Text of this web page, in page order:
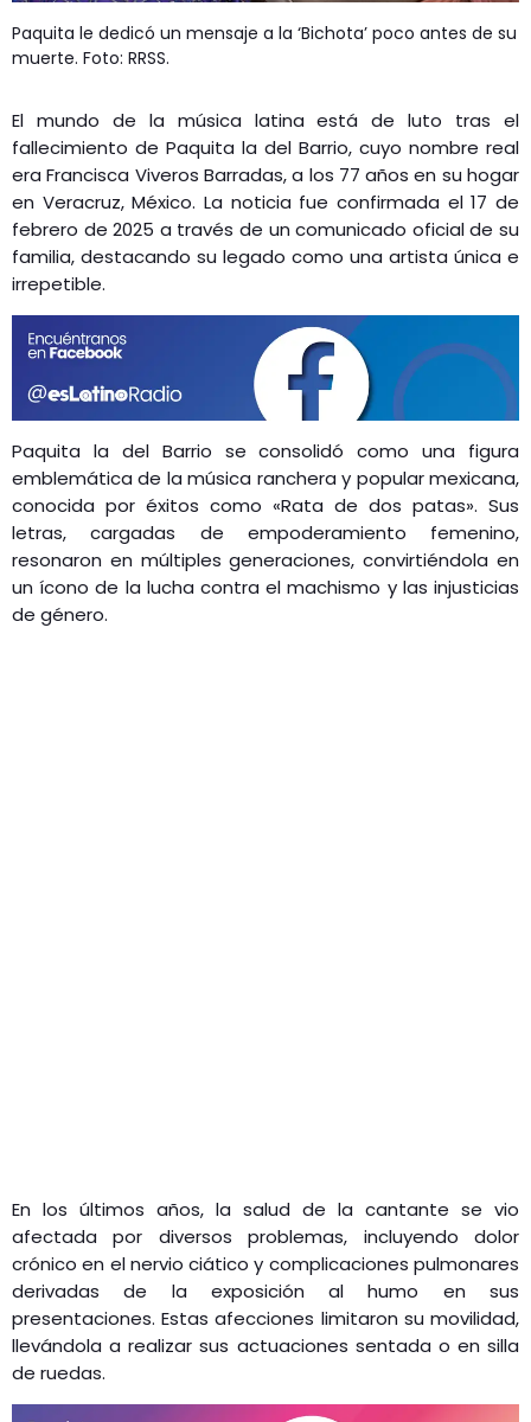
Paquita le dedicó un mensaje a la ‘Bichota’ poco antes de su
muerte. Foto: RRSS.
El mundo de la música latina está de luto tras el
fallecimiento de Paquita la del Barrio, cuyo nombre real
era Francisca Viveros Barradas, a los 77 años en su hogar
en Veracruz, México. La noticia fue confirmada el 17 de
febrero de 2025 a través de un comunicado oficial de su
familia, destacando su legado como una artista única e
irrepetible.
Paquita la del Barrio se consolidó como una figura
emblemática de la música ranchera y popular mexicana,
conocida por éxitos como «Rata de dos patas». Sus
letras, cargadas de empoderamiento femenino,
resonaron en múltiples generaciones, convirtiéndola en
un ícono de la lucha contra el machismo y las injusticias
de género.
En los últimos años, la salud de la cantante se vio
afectada por diversos problemas, incluyendo dolor
crónico en el nervio ciático y complicaciones pulmonares
derivadas de la exposición al humo en sus
presentaciones. Estas afecciones limitaron su movilidad,
llevándola a realizar sus actuaciones sentada o en silla
de ruedas.